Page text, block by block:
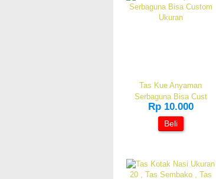
Tas Kue Anyaman
Serbaguna Bisa Cust
Rp 10.000
Beli